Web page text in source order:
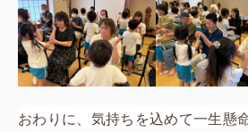
おわりに、気持ちを込めて一生懸